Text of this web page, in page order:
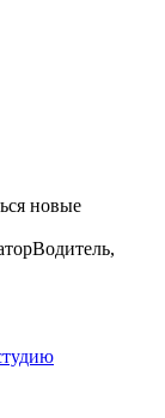
новые
Водитель,